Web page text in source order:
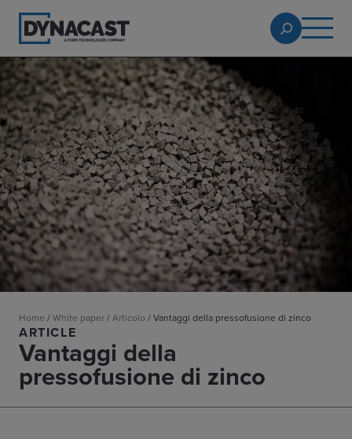
Home /White paper/Articolo /Vantaggi della pressofusione di zinco
ARTICLE
Vantaggi della
pressofusione di zinco